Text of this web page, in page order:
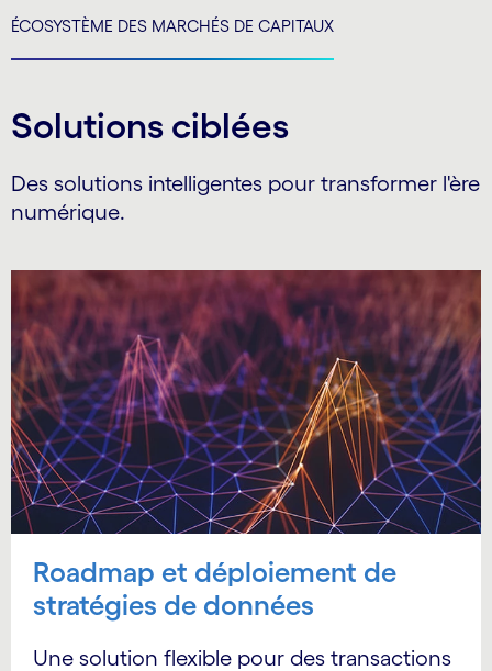
ÉCOSYSTÈME DES MARCHÉS DE CAPITAUX
Solutions ciblées
Des solutions intelligentes pour transformer l'ère
numérique.
Roadmap et déploiement de
stratégies de données
Une solution flexible pour des transactions